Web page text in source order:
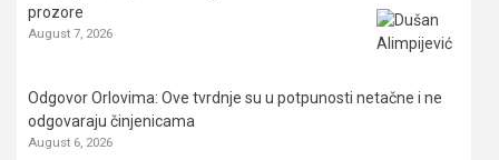
prozore
August 7, 2026
Odgovor Orlovima: ​Ove tvrdnje su u potpunosti netačne i ne
odgovaraju činjenicama
August 6, 2026